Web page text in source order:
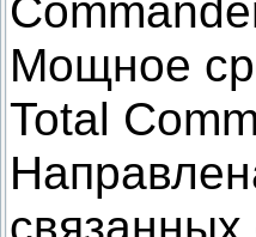
Мощное
Total